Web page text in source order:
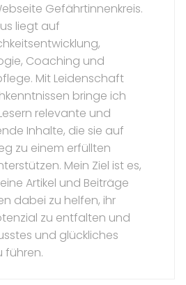
Gefährtinnenkreis.
liegt auf
Coaching und
Mit Leidenschaft
bringe ich
relevante und
Inhalte, die sie auf
zu einem erfüllten
Mein Ziel ist es,
Artikel und Beiträge
dabei zu helfen, ihr
zu entfalten und
und glückliches
führen.